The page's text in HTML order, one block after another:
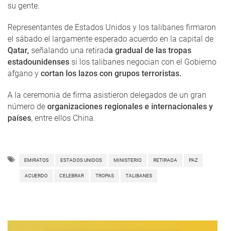
su gente.
Representantes de Estados Unidos y los talibanes firmaron
el sábado el largamente esperado acuerdo en la capital de
Qatar, señalando una retirada gradual de las tropas
estadounidenses si los talibanes negocian con el Gobierno
afgano y cortan los lazos con grupos terroristas.
A la ceremonia de firma asistieron delegados de un gran
número de organizaciones regionales e internacionales y
países, entre ellos China.
EMIRATOS ESTADOS UNIDOS MINISTERIO RETIRADA PAZ
ACUERDO CELEBRAR TROPAS TALIBANES